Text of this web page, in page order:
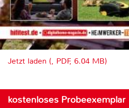
Jetzt laden (, PDF, 6.04 MB)
kostenloses Probeexemplar